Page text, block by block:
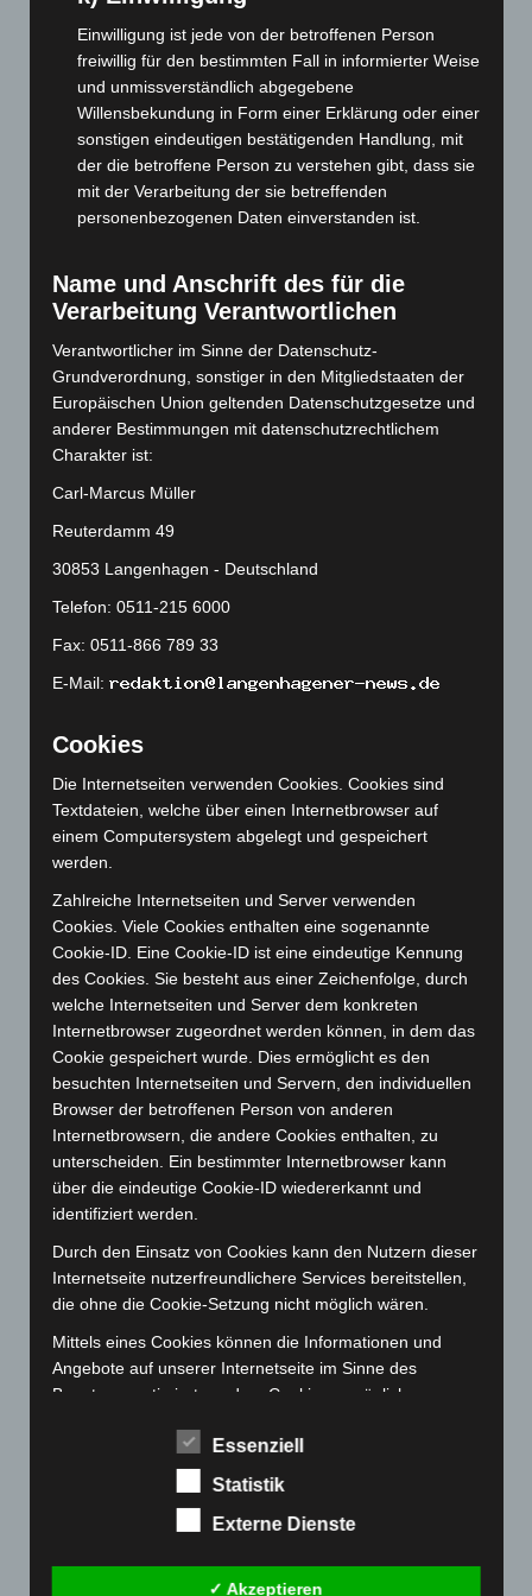
Juli 2025(90)
Juni 2025(103)
Mai 2025(112)
April 2025(88)
März 2025
(111)
Februar 2025(96)
Dezember 2024(89)
November 2024(94)
Oktober 2024(93)
September 2024 (112)
August 2024(107)
Juli 2024(89)
Juni 2024(107)
Mai 2024(149)
April 2024(102)
März 2024(103)
Februar 2024(103)
Januar 2024(111)
November 2023
Oktober 2023(114)
September 2023(133)
August 2023
Juli 2023(118)
Juni 2023(142)
Mai 2023 (139)
April 2023(155)
März 2023(174)
Februar 2023(154)
Januar 2023(140)
Dezember 2022(130)
November 2022
(167)
Oktober 2022(166)
September 2022(205)
August 2022(166)
Juni 2022(167)
Mai 2022
(189)
Dezember 2021(204)
Einwilligung ist jede von der betroffenen Person
freiwillig für den bestimmten Fall in informierter Weise
und unmissverständlich abgegebene
Willensbekundung in Form einer Erklärung oder einer
sonstigen eindeutigen bestätigenden Handlung, mit
der die betroffene Person zu verstehen gibt, dass sie
mit der Verarbeitung der sie betreffenden
personenbezogenen Daten einverstanden ist.
Name und Anschrift des für die
Verarbeitung Verantwortlichen
Verantwortlicher im Sinne der Datenschutz-
Grundverordnung, sonstiger in den Mitgliedstaaten der
Europäischen Union geltenden Datenschutzgesetze und
anderer Bestimmungen mit datenschutzrechtlichem
Charakter ist:
Carl-Marcus Müller
Reuterdamm 49
30853 Langenhagen - Deutschland
Telefon: 0511-215 6000
Fax: 0511-866 789 33
E-Mail:
Cookies
Die Internetseiten verwenden Cookies. Cookies sind
Textdateien, welche über einen Internetbrowser auf
einem Computersystem abgelegt und gespeichert
werden.
Zahlreiche Internetseiten und Server verwenden
Cookies. Viele Cookies enthalten eine sogenannte
Cookie-ID. Eine Cookie-ID ist eine eindeutige Kennung
des Cookies. Sie besteht aus einer Zeichenfolge, durch
welche Internetseiten und Server dem konkreten
Internetbrowser zugeordnet werden können, in dem das
Cookie gespeichert wurde. Dies ermöglicht es den
besuchten Internetseiten und Servern, den individuellen
Browser der betroffenen Person von anderen
Internetbrowsern, die andere Cookies enthalten, zu
unterscheiden. Ein bestimmter Internetbrowser kann
über die eindeutige Cookie-ID wiedererkannt und
identifiziert werden.
Durch den Einsatz von Cookies kann den Nutzern dieser
Internetseite nutzerfreundlichere Services bereitstellen,
die ohne die Cookie-Setzung nicht möglich wären.
Mittels eines Cookies können die Informationen und
Angebote auf unserer Internetseite im Sinne des
Benutzers optimiert werden. Cookies ermöglichen uns,
wiederzuerkennen. Zweck dieser Wiedererkennung ist
es, den Nutzern die Verwendung unserer Internetseite
zu erleichtern. Der Benutzer einer Internetseite, die
Cookies verwendet, muss beispielsweise nicht bei jedem
Essenziell
Statistik
Externe Dienste
✓ Akzeptieren